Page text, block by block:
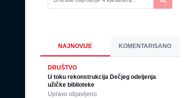
NAJNOVIJE KOMENTARISANO
DRUŠTVO
U toku rekonstrukcija Dečjeg odeljenja
užičke biblioteke
Upravo objavljeno